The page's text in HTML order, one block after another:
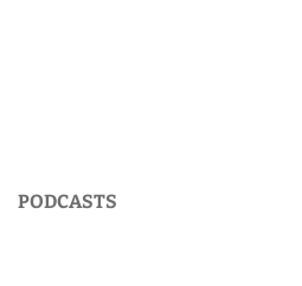
PODCASTS